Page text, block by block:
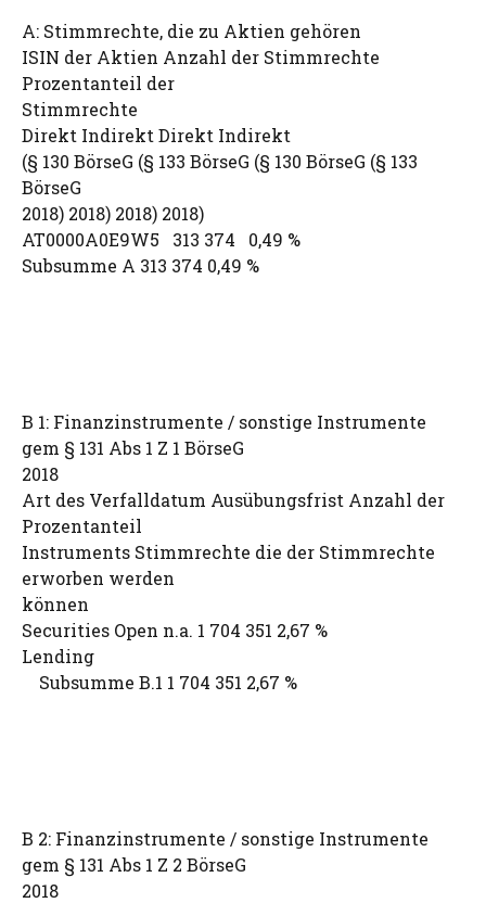
A: Stimmrechte, die zu Aktien gehören
ISIN der Aktien Anzahl der Stimmrechte
Prozentanteil der
Stimmrechte
Direkt Indirekt Direkt Indirekt
(§ 130 BörseG (§ 133 BörseG (§ 130 BörseG (§ 133
BörseG
2018) 2018) 2018) 2018)
AT0000A0E9W5 313 374 0,49 %
Subsumme A 313 374 0,49 %
B 1: Finanzinstrumente / sonstige Instrumente
gem § 131 Abs 1 Z 1 BörseG
2018
Art des Verfalldatum Ausübungsfrist Anzahl der
Prozentanteil
Instruments Stimmrechte die der Stimmrechte
erworben werden
können
Securities Open n.a. 1 704 351 2,67 %
Lending
Subsumme B.1 1 704 351 2,67 %
B 2: Finanzinstrumente / sonstige Instrumente
gem § 131 Abs 1 Z 2 BörseG
2018